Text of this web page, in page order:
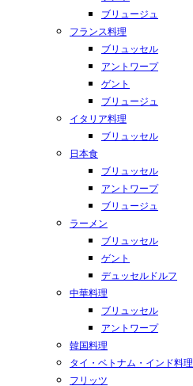
ブリュージュ
フランス料理
ブリュッセル
アントワープ
ゲント
ブリュージュ
イタリア料理
ブリュッセル
日本食
ブリュッセル
アントワープ
ブリュージュ
ラーメン
ブリュッセル
ゲント
デュッセルドルフ
中華料理
ブリュッセル
アントワープ
韓国料理
タイ・ベトナム・インド料理
フリッツ